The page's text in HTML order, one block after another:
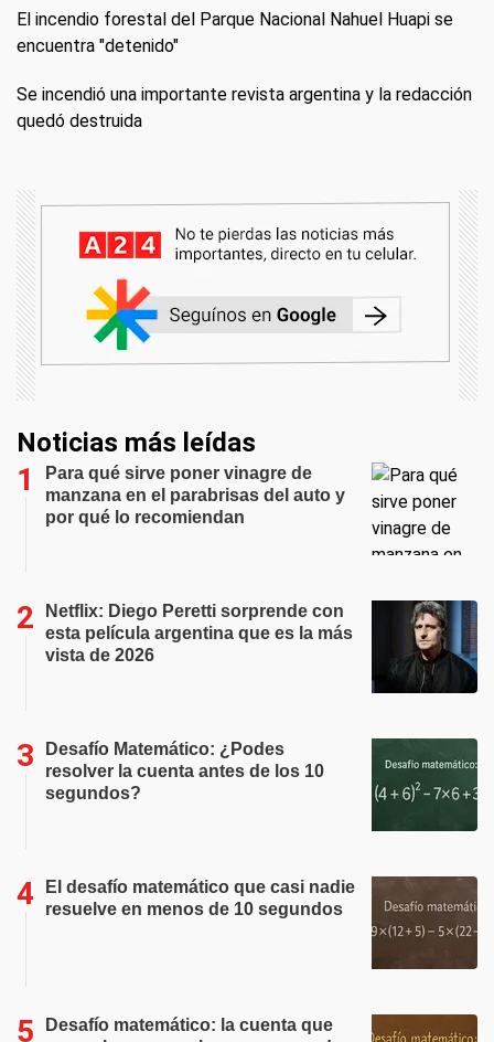
El incendio forestal del Parque Nacional Nahuel Huapi se
encuentra "detenido"
Se incendió una importante revista argentina y la redacción
quedó destruida
Noticias más leídas
Para qué sirve poner vinagre de
manzana en el parabrisas del auto y
por qué lo recomiendan
Netflix: Diego Peretti sorprende con
esta película argentina que es la más
vista de 2026
Desafío Matemático: ¿Podes
resolver la cuenta antes de los 10
segundos?
El desafío matemático que casi nadie
resuelve en menos de 10 segundos
Desafío matemático: la cuenta que